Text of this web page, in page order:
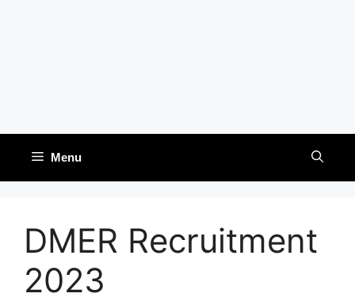
Menu
DMER Recruitment
2023